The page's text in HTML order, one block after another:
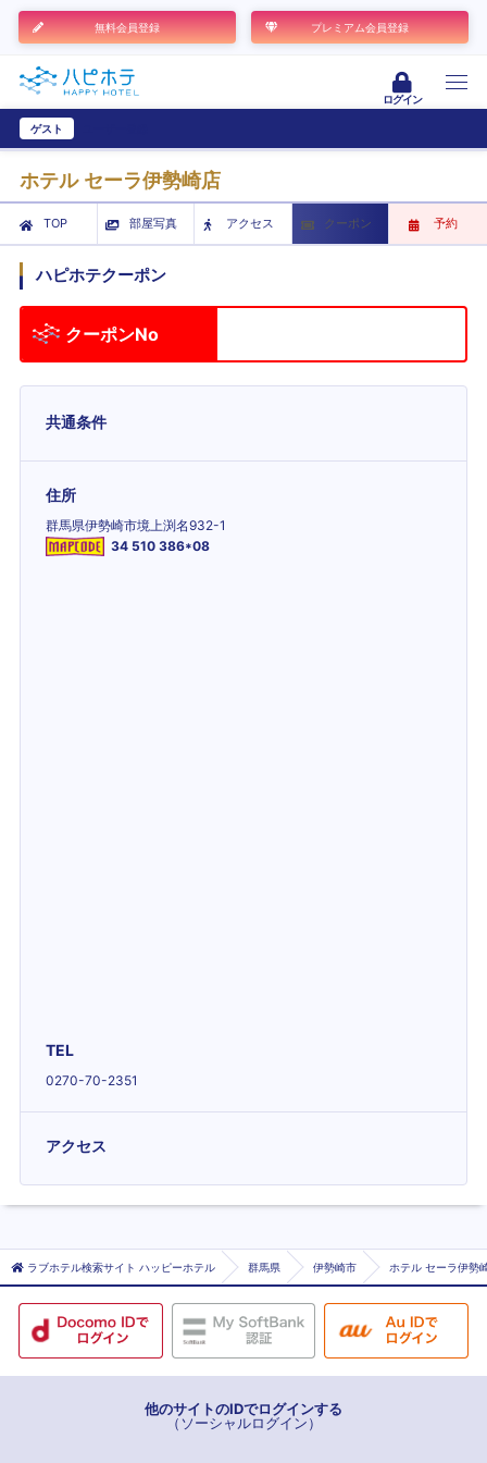
無料会員登録 プレミアム会員登録
ログイン
ゲスト
ホテル セーラ伊勢崎店
TOP 部屋写真 アクセス クーポン 予約
ハピホテクーポン
クーポンNo
共通条件
住所
群馬県伊勢崎市境上渕名932-1
34 510 386*08
TEL
0270-70-2351
アクセス
ラブホテル検索サイト ハッピーホテル 群馬県 伊勢崎市 ホテル セーラ伊勢
他のサイトのIDでログインする
（ソーシャルログイン）